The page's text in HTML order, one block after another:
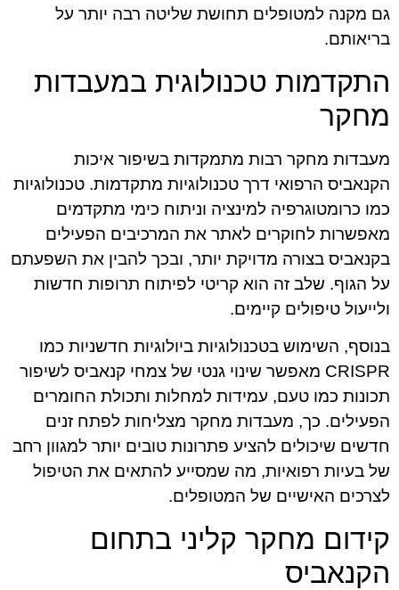
גם מקנה למטופלים תחושת שליטה רבה יותר על
בריאותם.
התקדמות טכנולוגית במעבדות
מחקר
מעבדות מחקר רבות מתמקדות בשיפור איכות
הקנאביס הרפואי דרך טכנולוגיות מתקדמות. טכנולוגיות
כמו כרומטוגרפיה למינציה וניתוח כימי מתקדמים
מאפשרות לחוקרים לאתר את המרכיבים הפעילים
בקנאביס בצורה מדויקת יותר, ובכך להבין את השפעתם
על הגוף. שלב זה הוא קריטי לפיתוח תרופות חדשות
ולייעול טיפולים קיימים.
בנוסף, השימוש בטכנולוגיות ביולוגיות חדשניות כמו
CRISPR מאפשר שינוי גנטי של צמחי קנאביס לשיפור
תכונות כמו טעם, עמידות למחלות ותכולת החומרים
הפעילים. כך, מעבדות מחקר מצליחות לפתח זנים
חדשים שיכולים להציע פתרונות טובים יותר למגוון רחב
של בעיות רפואיות, מה שמסייע להתאים את הטיפול
לצרכים האישיים של המטופלים.
קידום מחקר קליני בתחום
הקנאביס